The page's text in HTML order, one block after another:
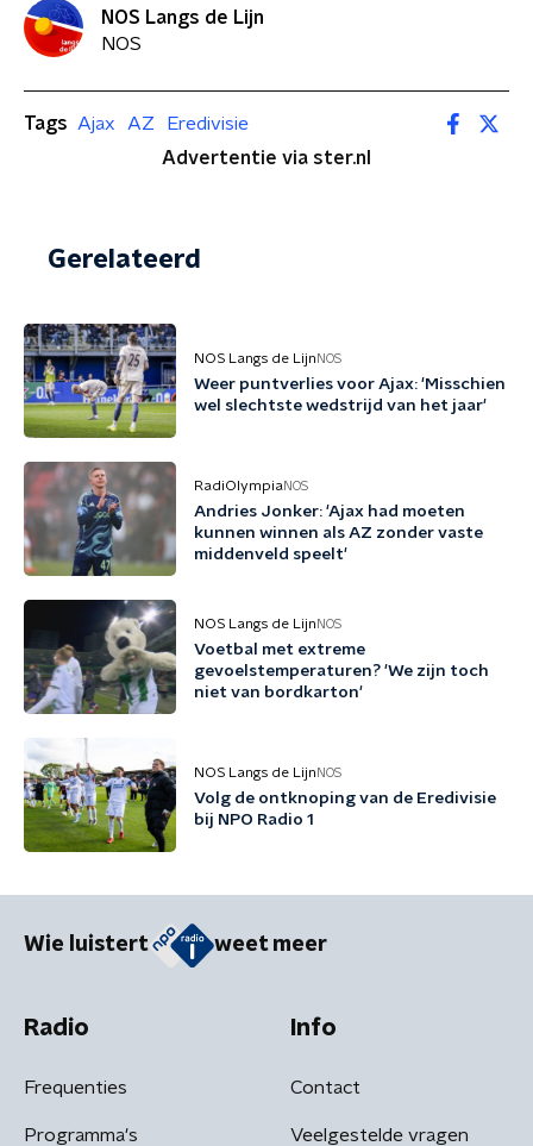
NOS Langs de Lijn
NOS
Tags Ajax AZ
Eredivisie
Advertentie via ster.nl
Gerelateerd
NOS Langs de Lijn NOS
Weer puntverlies voor Ajax: 'Misschien
wel slechtste wedstrijd van het jaar'
RadiOlympia NOS
Andries Jonker: 'Ajax had moeten
kunnen winnen als AZ zonder vaste
middenveld speelt'
NOS Langs de Lijn NOS
Voetbal met extreme
gevoelstemperaturen? 'We zijn toch
niet van bordkarton'
NOS Langs de Lijn NOS
Volg de ontknoping van de Eredivisie
bij NPO Radio 1
Wie luistert weet meer
Radio
Frequenties
Programma's
Info
Contact
Veelgestelde vragen